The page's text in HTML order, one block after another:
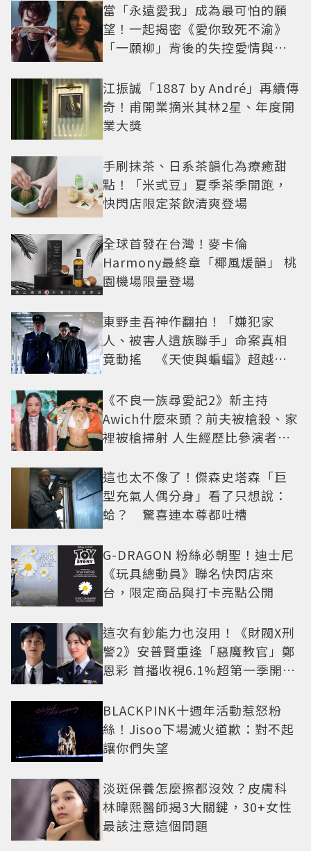
當「永遠愛我」成為最可怕的願
望！一起揭密《愛你致死不渝》
「一願柳」背後的失控愛情與爆
江振誠「1887 by André」再續傳
奇！甫開業摘米其林2星、年度開
業大獎
手刷抹茶、日系茶韻化為療癒甜
點！「米弎豆」夏季茶季開跑，
快閃店限定茶飲清爽登場
全球首發在台灣！麥卡倫
Harmony最終章「椰風煖韻」 桃
園機場限量登場
東野圭吾神作翻拍！「嫌犯家
人、被害人遺族聯手」命案真相
竟動搖 《天使與蝙蝠》超越懸
《不良一族尋愛記2》新主持
Awich什麼來頭？前夫被槍殺、家
裡被槍掃射 人生經歷比參演者還
這也太不像了！傑森史塔森「巨
型充氣人偶分身」看了只想說：
蛤？ 驚喜連本尊都吐槽
G-DRAGON 粉絲必朝聖！迪士尼
《玩具總動員》聯名快閃店來
台，限定商品與打卡亮點公開
這次有鈔能力也沒用！《財閥X刑
警2》安普賢重逢「惡魔教官」鄭
恩彩 首播收視6.1%超第一季開紅
BLACKPINK十週年活動惹怒粉
絲！Jisoo下場滅火道歉：對不起
讓你們失望
淡斑保養怎麼擦都沒效？皮膚科
林暐熙醫師揭3大關鍵，30+女性
最該注意這個問題